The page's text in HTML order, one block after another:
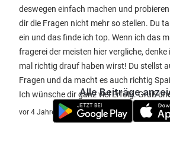
deswegen einfach machen und
dir die Fragen nicht mehr so stellen. Du
ein und das finde ich top. Wenn ich das
fragerei der meisten hier vergliche,
mal richtig drauf haben wirst! Du stellst
Fragen und da macht es auch richtig
Ich wünsche dir ganz viel Erfolg. Gruß
vor 4 Jahre
Alle Beiträge